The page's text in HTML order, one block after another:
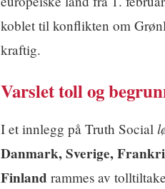
koblet til konflikten om
kraftig.
Varslet toll og
I et innlegg på Truth Social
Danmark, Sverige,
Finland rammes av